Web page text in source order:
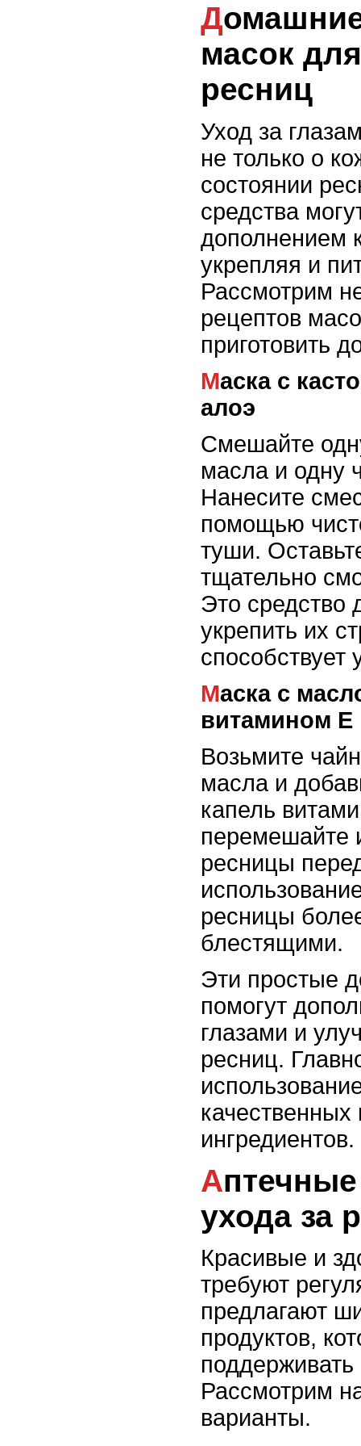
Домашние рецепты
масок
ресниц
Уход за
не только о
состоянии
средства
дополнением
укрепляя и
Рассмотрим
рецептов
приготовить
Маска с касторовым маслом и
алоэ
Смешайте
масла и одну
Нанесите
помощью
туши.
тщательно
Это средство
укрепить их
Маска с маслом кокоса и
витамином Е
Возьмите
масла и
капель
перемешайте
ресницы
ресницы
блестящими.
Эти простые
помогут
глазами и
ресниц.
ингредиентов.
Аптечные средства для
ухода за
Красивые и
требуют
предлагают
продуктов,
поддерживать
Рассмотрим
варианты.